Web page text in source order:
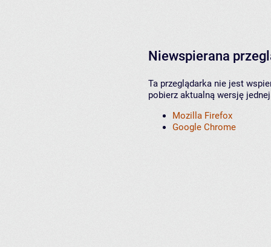
Niewspierana
Ta przeglądarka nie jest
pobierz aktualną wersję
Mozilla Firefox
Google Chrome